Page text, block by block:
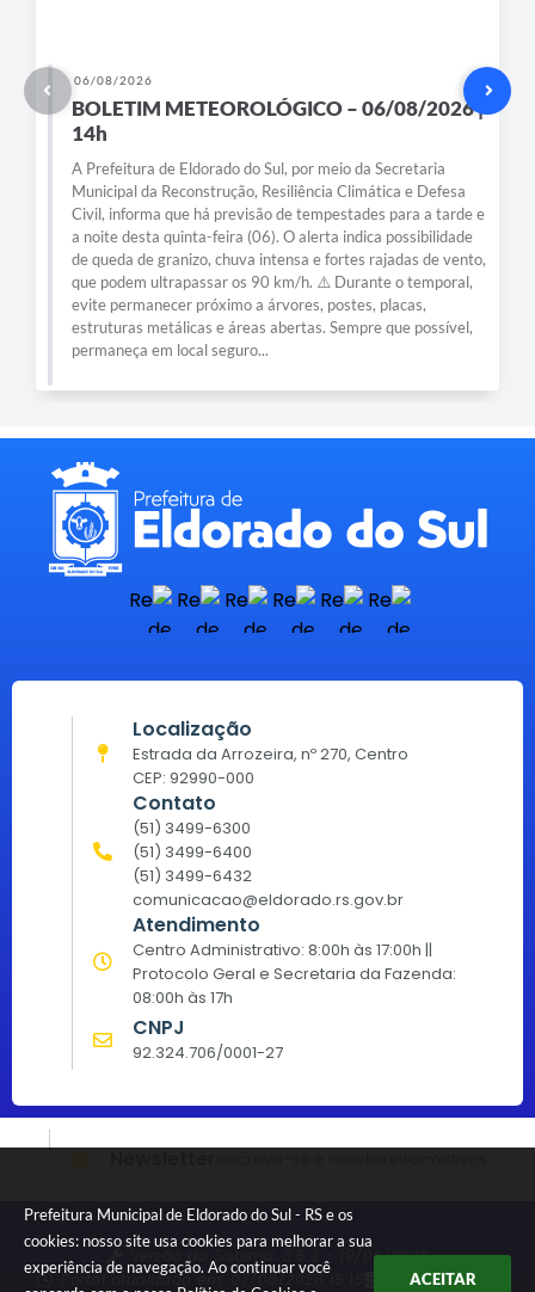
Prefeitura Municipal de Eldorado do Sul - RS e os
cookies: nosso site usa cookies para melhorar a sua
experiência de navegação. Ao continuar você
ACEITAR
06/08/2026
BOLETIM METEOROLÓGICO – 06/08/2026 |
14h
A Prefeitura de Eldorado do Sul, por meio da Secretaria
Municipal da Reconstrução, Resiliência Climática e Defesa
Civil, informa que há previsão de tempestades para a tarde e
a noite desta quinta-feira (06). O alerta indica possibilidade
de queda de granizo, chuva intensa e fortes rajadas de vento,
que podem ultrapassar os 90 km/h. ⚠️ Durante o temporal,
evite permanecer próximo a árvores, postes, placas,
estruturas metálicas e áreas abertas. Sempre que possível,
permaneça em local seguro...
Localização
Estrada da Arrozeira, nº 270, Centro
CEP: 92990-000
Contato
(51) 3499-6300
(51) 3499-6400
(51) 3499-6432
comunicacao@eldorado.rs.gov.br
Atendimento
Centro Administrativo: 8:00h às 17:00h ||
Protocolo Geral e Secretaria da Fazenda:
08:00h às 17h
CNPJ
92.324.706/0001-27
Versão do Sistema:
3.5.3 - 19/06/2026
Portal atualizado em: 07/08/2026 15:15 Dados Abertos